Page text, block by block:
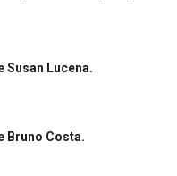
Susan Lucena.
Bruno Costa.